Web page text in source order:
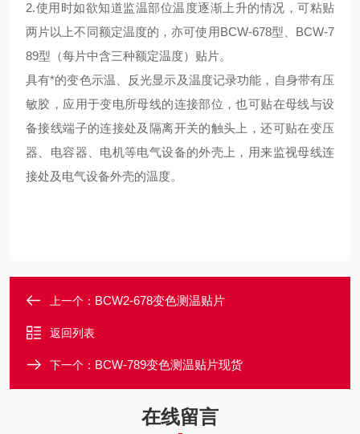
2.使用时如欲知道监温部位温度逐渐上升的情况，可粘贴
两片以上不同额定温度的，亦可使用BCW-678型、BCW-7
89型（每片中含三种额定温度）贴片。
具有*的变色示温、反光显示及温度记录功能，自身带有压
敏胶，应用于变电所母线的连接部位，也可贴在母线与设
备接线端子的连接处及隔离开关的触头上，还可贴在变压
器、电容器、电机等电气设备的外壳上，用来监视母线连
接处及电气设备外壳的温度。
上一个： BCW2-678变色测温贴片
返回列表
下一个： BCW-789变色测温贴片现货
在线留言